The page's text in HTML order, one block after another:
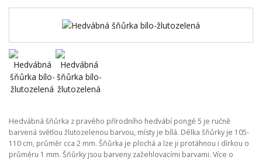
Hedvábná šňůrka z pravého přírodního hedvábí pongé 5 je ručně
barvená světlou žlutozelenou barvou, místy je bílá. Délka šňůrky je 105-
110 cm, průměr cca 2 mm. Šňůrka je plochá a lze ji protáhnou i dírkou o
průměru 1 mm. Šňůrky jsou barveny zažehlovacími barvami. Více o